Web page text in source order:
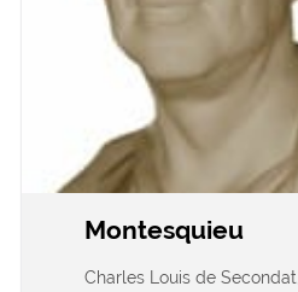
Montesquieu
Charles Louis de